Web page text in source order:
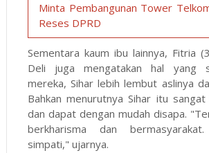
Minta Pembangunan Tower
Reses DPRD
Sementara kaum ibu lainnya, Fitria
Deli juga mengatakan hal yang
mereka, Sihar lebih lembut aslinya
Bahkan menurutnya Sihar itu
dan dapat dengan mudah disapa.
berkharisma dan
simpati," ujarnya.